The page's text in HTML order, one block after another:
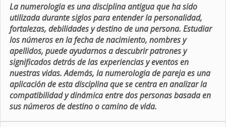
La numerologia es una disciplina antigua que ha sido
utilizada durante siglos para entender la personalidad,
fortalezas, debilidades y destino de una persona. Estudiar
los números en la fecha de nacimiento, nombres y
apellidos, puede ayudarnos a descubrir patrones y
significados detrás de las experiencias y eventos en
nuestras vidas. Además, la numerologia de pareja es una
aplicación de esta disciplina que se centra en analizar la
compatibilidad y dinámica entre dos personas basada en
sus números de destino o camino de vida.